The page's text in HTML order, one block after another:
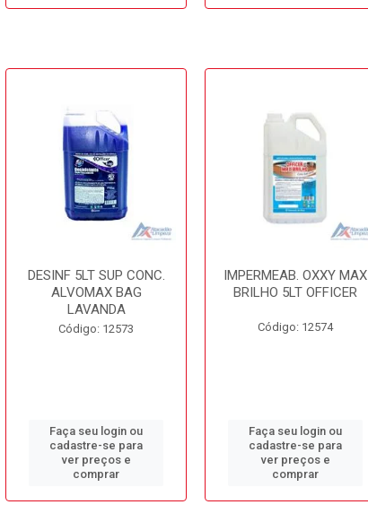
DESINF 5LT SUP CONC.
ALVOMAX BAG
LAVANDA
Código: 12573
Faça seu login ou
cadastre-se para
ver preços e
comprar
IMPERMEAB. OXXY MAX
BRILHO 5LT OFFICER
Código: 12574
Faça seu login ou
cadastre-se para
ver preços e
comprar